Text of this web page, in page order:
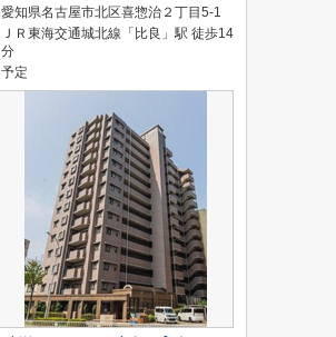
愛知県名古屋市北区喜惣治２丁目5-1
ＪＲ東海交通城北線「比良」駅 徒歩14
分
予定